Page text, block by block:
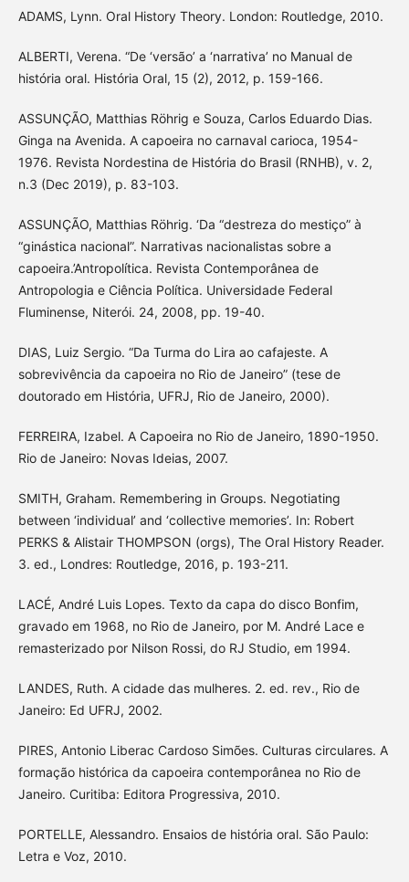
ADAMS, Lynn. Oral History Theory. London: Routledge, 2010.
ALBERTI, Verena. “De ‘versão’ a ‘narrativa’ no Manual de
história oral. História Oral, 15 (2), 2012, p. 159-166.
ASSUNÇÃO, Matthias Röhrig e Souza, Carlos Eduardo Dias.
Ginga na Avenida. A capoeira no carnaval carioca, 1954-
1976. Revista Nordestina de História do Brasil (RNHB), v. 2,
n.3 (Dec 2019), p. 83-103.
ASSUNÇÃO, Matthias Röhrig. ‘Da “destreza do mestiço” à
“ginástica nacional”. Narrativas nacionalistas sobre a
capoeira.’Antropolítica. Revista Contemporânea de
Antropologia e Ciência Política. Universidade Federal
Fluminense, Niterói. 24, 2008, pp. 19-40.
DIAS, Luiz Sergio. “Da Turma do Lira ao cafajeste. A
sobrevivência da capoeira no Rio de Janeiro” (tese de
doutorado em História, UFRJ, Rio de Janeiro, 2000).
FERREIRA, Izabel. A Capoeira no Rio de Janeiro, 1890-1950.
Rio de Janeiro: Novas Ideias, 2007.
SMITH, Graham. Remembering in Groups. Negotiating
between ‘individual’ and ‘collective memories’. In: Robert
PERKS & Alistair THOMPSON (orgs), The Oral History Reader.
3. ed., Londres: Routledge, 2016, p. 193-211.
LACÉ, André Luis Lopes. Texto da capa do disco Bonfim,
gravado em 1968, no Rio de Janeiro, por M. André Lace e
remasterizado por Nilson Rossi, do RJ Studio, em 1994.
LANDES, Ruth. A cidade das mulheres. 2. ed. rev., Rio de
Janeiro: Ed UFRJ, 2002.
PIRES, Antonio Liberac Cardoso Simões. Culturas circulares. A
formação histórica da capoeira contemporânea no Rio de
Janeiro. Curitiba: Editora Progressiva, 2010.
PORTELLE, Alessandro. Ensaios de história oral. São Paulo:
Letra e Voz, 2010.